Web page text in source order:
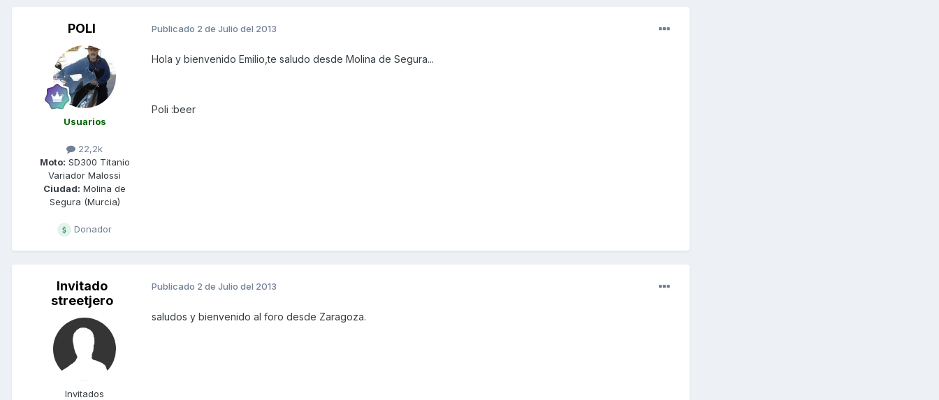
POLI
Usuarios
22,2k
Moto: SD300 Titanio
Variador Malossi
Ciudad: Molina de
Segura (Murcia)
Donador
Publicado 2 de Julio del 2013
Hola y bienvenido Emilio,te saludo desde Molina de Segura...
Poli :beer
Invitado
streetjero
Invitados
Publicado 2 de Julio del 2013
saludos y bienvenido al foro desde Zaragoza.